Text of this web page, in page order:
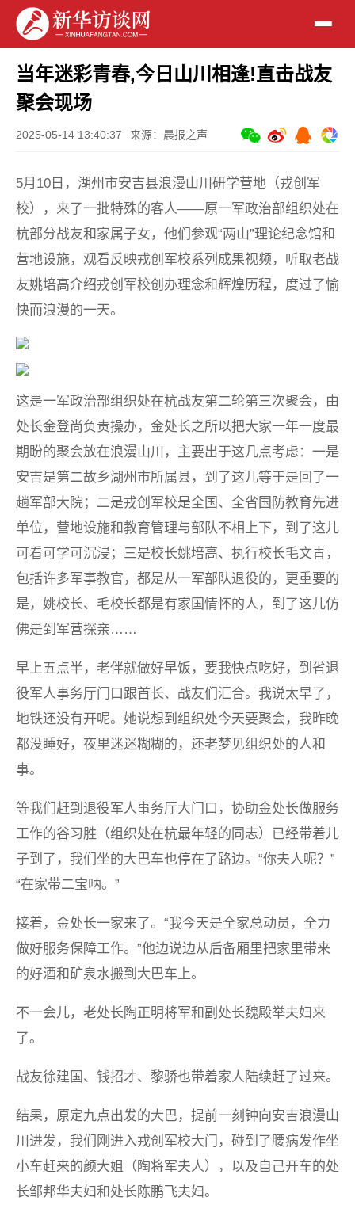
当年迷彩青春,今日山川相逢!直击战友
聚会现场
2025-05-14 13:40:37 来源：晨报之声
5月10日，湖州市安吉县浪漫山川研学营地（戎创军
校），来了一批特殊的客人——原一军政治部组织处在
杭部分战友和家属子女，他们参观“两山”理论纪念馆和
营地设施，观看反映戎创军校系列成果视频，听取老战
友姚培高介绍戎创军校创办理念和辉煌历程，度过了愉
快而浪漫的一天。
这是一军政治部组织处在杭战友第二轮第三次聚会，由
处长金登尚负责操办，金处长之所以把大家一年一度最
期盼的聚会放在浪漫山川，主要出于这几点考虑：一是
安吉是第二故乡湖州市所属县，到了这儿等于是回了一
趟军部大院；二是戎创军校是全国、全省国防教育先进
单位，营地设施和教育管理与部队不相上下，到了这儿
可看可学可沉浸；三是校长姚培高、执行校长毛文青，
包括许多军事教官，都是从一军部队退役的，更重要的
是，姚校长、毛校长都是有家国情怀的人，到了这儿仿
佛是到军营探亲……
早上五点半，老伴就做好早饭，要我快点吃好，到省退
役军人事务厅门口跟首长、战友们汇合。我说太早了，
地铁还没有开呢。她说想到组织处今天要聚会，我昨晚
都没睡好，夜里迷迷糊糊的，还老梦见组织处的人和
事。
等我们赶到退役军人事务厅大门口，协助金处长做服务
工作的谷习胜（组织处在杭最年轻的同志）已经带着儿
子到了，我们坐的大巴车也停在了路边。“你夫人呢？”
“在家带二宝呐。”
接着，金处长一家来了。“我今天是全家总动员，全力
做好服务保障工作。”他边说边从后备厢里把家里带来
的好酒和矿泉水搬到大巴车上。
不一会儿，老处长陶正明将军和副处长魏殿举夫妇来
了。
战友徐建国、钱招才、黎骄也带着家人陆续赶了过来。
结果，原定九点出发的大巴，提前一刻钟向安吉浪漫山
川进发，我们刚进入戎创军校大门，碰到了腰病发作坐
小车赶来的颜大姐（陶将军夫人），以及自己开车的处
长邹邦华夫妇和处长陈鹏飞夫妇。